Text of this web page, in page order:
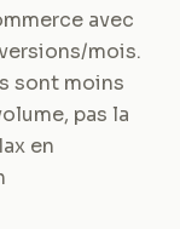
avec
mois.
sont moins
pas la
en